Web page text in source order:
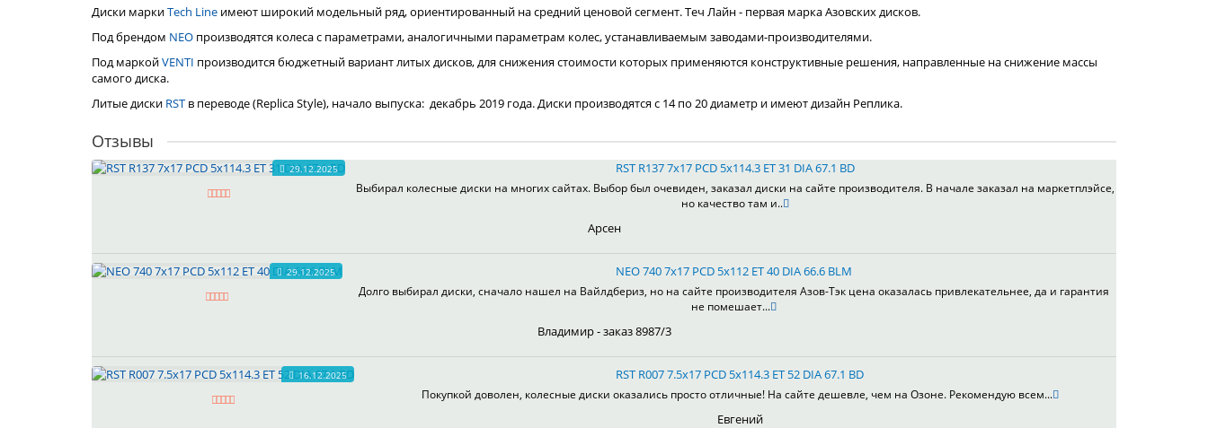
Диски маркиTech Line имеют широкий модельный ряд, ориентированный на средний ценовой сегмент. Теч Лайн - первая марка Азовских дисков.
Под брендом NEO производятся колеса с параметрами, аналогичными параметрам колес, устанавливаемым заводами-производителями.
Под маркойVENTI производится бюджетный вариант литых дисков, для снижения стоимости которых применяются конструктивные решения, направленные на снижение массы
самого диска.
Литые диски RST в переводе (Replica Style), начало выпуска: декабрь 2019 года. Диски производятся с 14 по 20 диаметр и имеют дизайн Реплика.
Отзывы
29.12.2025 RST R137 7x17 PCD 5x114.3 ET 31 DIA 67.1 BD
Выбирал колесные диски на многих сайтах. Выбор был очевиден, заказал диски на сайте производителя. В начале заказал на маркетплэйсе,
но качество там и..
Арсен
29.12.2025 NEO 740 7x17 PCD 5x112 ET 40 DIA 66.6 BLM
Долго выбирал диски, сначало нашел на Вайлдбериз, но на сайте производителя Азов-Тэк цена оказалась привлекательнее, да и гарантия
не помешает...
Владимир - заказ 8987/3
16.12.2025 RST R007 7.5x17 PCD 5x114.3 ET 52 DIA 67.1 BD
Покупкой доволен, колесные диски оказались просто отличные! На сайте дешевле, чем на Озоне. Рекомендую всем...
Евгений